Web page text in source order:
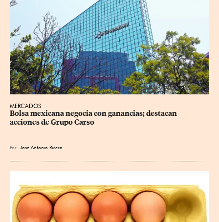
MERCADOS
Bolsa mexicana negocia con ganancias; destacan
acciones de Grupo Carso
Por José Antonio Rivera